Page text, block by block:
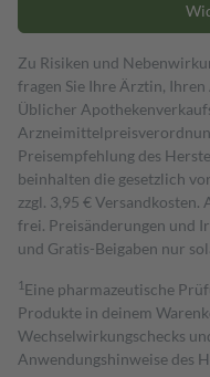
Zu Risiken und
fragen Sie Ihre Ärztin,
Üblicher
Preisempfehlung des
beinhalten die gesetzlich
zzgl. 3,95 €
frei. Preisänderungen und
und Gratis-Beigaben nur
1 Eine pharmazeutische
Produkte in deinem
Wechselwirkungschecks
Anwendungshinweise des